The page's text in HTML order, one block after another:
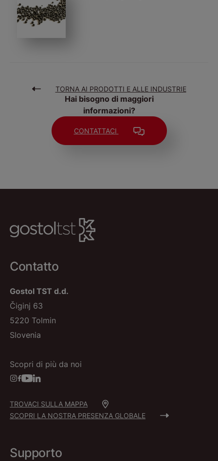
TORNA AI PRODOTTI E ALLE INDUSTRIE
Hai bisogno di maggiori
informazioni?
CONTATTACI
Contatto
Gostol TST d.d.
Čiginj 63
5220 Tolmin
Slovenia
Scopri di più da noi
TROVACI SULLA MAPPA
SCOPRI LA NOSTRA PRESENZA GLOBALE
Supporto